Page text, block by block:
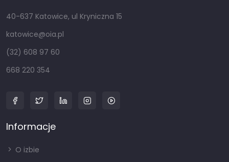
40-637 Katowice, ul Kryniczna 15
katowice@oia.pl
(32) 608 97 60
668 220 354
Informacje
O izbie